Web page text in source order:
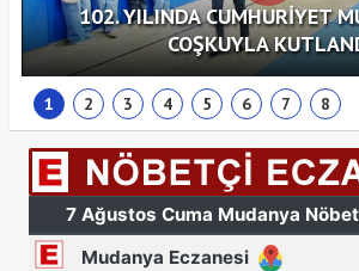
102. YILINDA CUMHURİYET
COŞKUYLA
1 2 3 4 5 6 7 8